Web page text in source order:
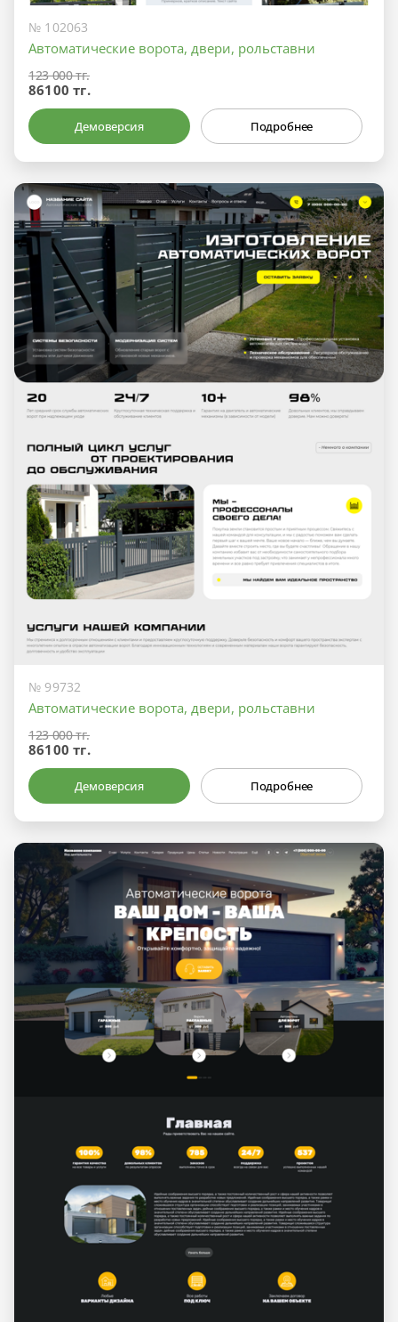
№ 102063
Автоматические ворота, двери, рольставни
123 000 тг.
86100 тг.
Демоверсия Подробнее
№ 99732
Автоматические ворота, двери, рольставни
123 000 тг.
86100 тг.
Демоверсия Подробнее